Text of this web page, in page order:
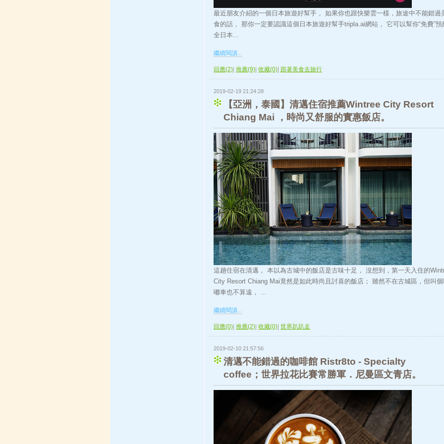
最近朋友介紹的一個日本旅遊好幫手， 如果你也跟快樂雲一樣，旅途中不能錯過
食的話， 那你一定要認識這個日本旅遊好幫手tripla.ai網站， 它可以幫你“免費”預
全日本...
繼續閱讀...
回應(2) 推薦(9) 收藏(0) 跟著美食去旅行
2019-02-19 21:24:28
【亞洲，泰國】清邁住宿推薦Wintree City Resort
Chiang Mai ，時尚又舒服的實惠飯店。
這趟住宿在清邁， 本以為古城中的飯店是古味十足， 沒想到，第一天入住的
City Resort Chiang Mai竟然是如此時尚且討喜的飯店； 雖然不在古城區，但叫
嘟車也不算遠， ...
繼續閱讀...
回應(0) 推薦(2) 收藏(0) 世界趴趴走
2019-02-10 21:57:56
清邁不能錯過的咖啡館 Ristr8to - Specialty
coffee；世界拉花比賽常勝軍．尼曼區文青店。